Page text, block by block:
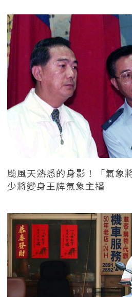
颱風天熟悉的身影！「氣象
少將變身王牌氣象主播